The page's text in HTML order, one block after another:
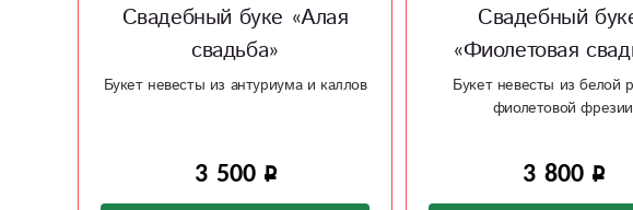
Свадебный букет
«Фиолетовая свадьба»
Букет невесты из белой розы и
3 800
Свадебный
«Солнечная
Букет невесты из ярких
ромашек
3 500